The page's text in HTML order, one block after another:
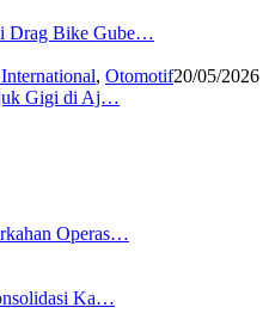
Drag Bike Gube…
, Otomotif20/05/2026
Gigi di Aj…
Operas…
Ka…